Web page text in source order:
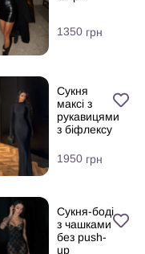
1350 грн
Сукня
максі з
рукавицями
з біфлексу
1950 грн
Сукня-боді
з чашками
без push-
up